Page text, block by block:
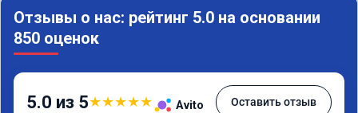
Отзывы о нас: рейтинг 5.0 на основании
850 оценок
5.0 из 5★★★★★ Avito Оставить отзыв